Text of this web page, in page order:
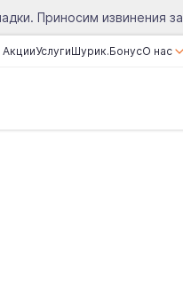
Приносим извинения
АкцииУслугиШурик.БонусО нас